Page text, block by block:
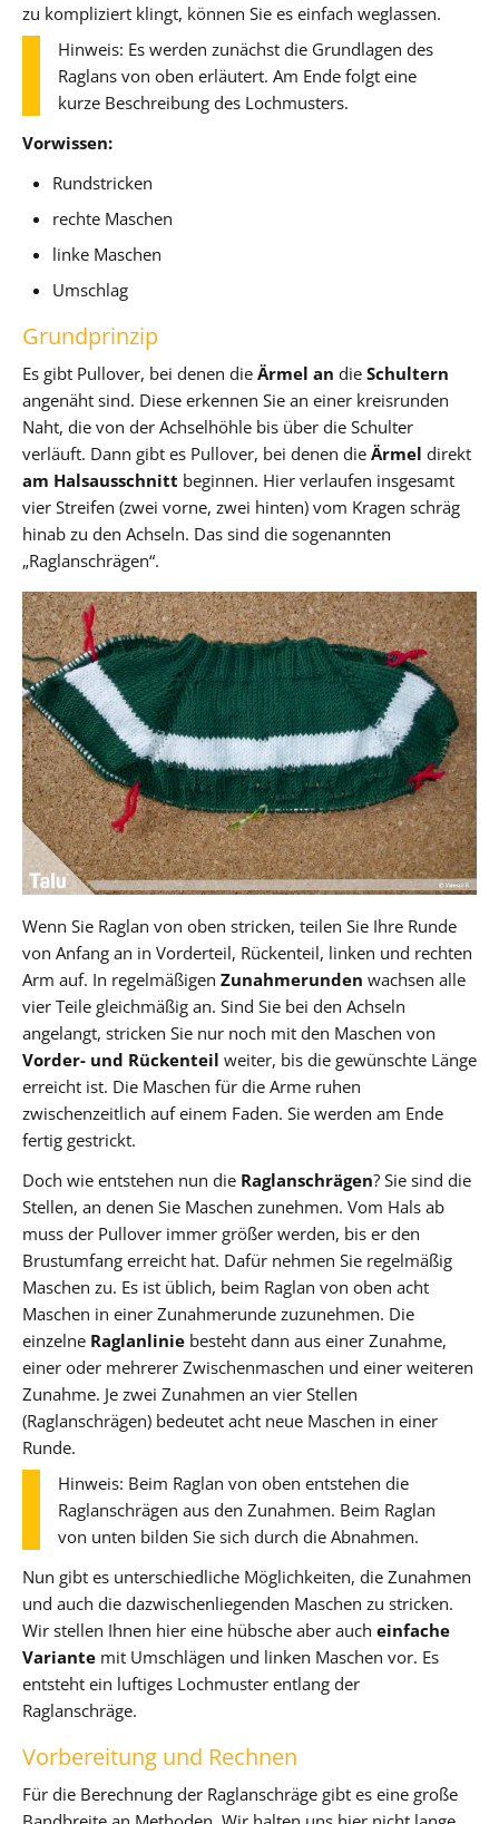
zu kompliziert klingt, können Sie es einfach weglassen.
Hinweis: Es werden zunächst die Grundlagen des
Raglans von oben erläutert. Am Ende folgt eine
kurze Beschreibung des Lochmusters.
Vorwissen:
Rundstricken
rechte Maschen
linke Maschen
Umschlag
Grundprinzip
Es gibt Pullover, bei denen die Ärmel an die Schultern
angenäht sind. Diese erkennen Sie an einer kreisrunden
Naht, die von der Achselhöhle bis über die Schulter
verläuft. Dann gibt es Pullover, bei denen die Ärmel direkt
am Halsausschnitt beginnen. Hier verlaufen insgesamt
vier Streifen (zwei vorne, zwei hinten) vom Kragen schräg
hinab zu den Achseln. Das sind die sogenannten
„Raglanschrägen“.
Wenn Sie Raglan von oben stricken, teilen Sie Ihre Runde
von Anfang an in Vorderteil, Rückenteil, linken und rechten
Arm auf. In regelmäßigen Zunahmerunden wachsen alle
vier Teile gleichmäßig an. Sind Sie bei den Achseln
angelangt, stricken Sie nur noch mit den Maschen von
Vorder- und Rückenteil weiter, bis die gewünschte Länge
erreicht ist. Die Maschen für die Arme ruhen
zwischenzeitlich auf einem Faden. Sie werden am Ende
fertig gestrickt.
Doch wie entstehen nun die Raglanschrägen? Sie sind die
Stellen, an denen Sie Maschen zunehmen. Vom Hals ab
muss der Pullover immer größer werden, bis er den
Brustumfang erreicht hat. Dafür nehmen Sie regelmäßig
Maschen zu. Es ist üblich, beim Raglan von oben acht
Maschen in einer Zunahmerunde zuzunehmen. Die
einzelne Raglanlinie besteht dann aus einer Zunahme,
einer oder mehrerer Zwischenmaschen und einer weiteren
Zunahme. Je zwei Zunahmen an vier Stellen
(Raglanschrägen) bedeutet acht neue Maschen in einer
Runde.
Hinweis: Beim Raglan von oben entstehen die
Raglanschrägen aus den Zunahmen. Beim Raglan
von unten bilden Sie sich durch die Abnahmen.
Nun gibt es unterschiedliche Möglichkeiten, die Zunahmen
und auch die dazwischenliegenden Maschen zu stricken.
Wir stellen Ihnen hier eine hübsche aber auch einfache
Variante mit Umschlägen und linken Maschen vor. Es
entsteht ein luftiges Lochmuster entlang der
Raglanschräge.
Vorbereitung und Rechnen
Für die Berechnung der Raglanschräge gibt es eine große